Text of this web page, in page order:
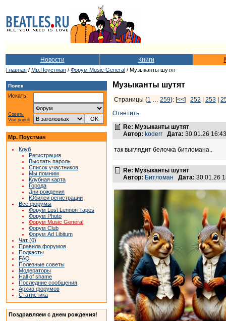
Новости Книги
Главная / Мр.Поустман / Форум Music General / Музыканты шутят
Поиск
Искать:
Советы
Vox populi
Мр. Поустман
Клуб
Регистрация
Выслать пароль
Список участников
Мы помним
Клубная карта
Города
Дни рождения
Юбилеи регистрации
Все форумы
Форум Lost Lennon Tapes
Форум Photo
Форум Music General
Форум Club
Форум Ad Libitum
Чат (0)
Правила форумов
Подкасты
FAQ
Полезные советы
Модераторы
Hall of shame
Последние сообщения
Архив форумов
Статистика
Поздравляем с днем рождения!
Музыканты шутят
Страницы (1 … 259): [<<] 252 253
Ответить
Re: Музыканты шутят
Автор: koderr Дата: 30.01.26
так выглядит белочка битломана..
Re: Музыканты шутят
Автор: Битломан Дата: 30.01.26